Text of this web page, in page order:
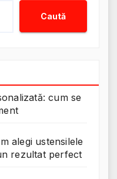
Caută
cum se
alegi ustensilele
rezultat perfect